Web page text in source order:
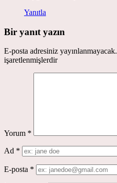
Yanıtla
Bir yanıt yazın
E-posta adresiniz yayınlanmayacak.
işaretlenmişlerdir
Yorum *
Ad *
E-posta *